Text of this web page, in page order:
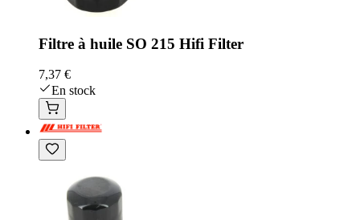
Filtre à huile SO 215 Hifi Filter
7,37 €
En stock